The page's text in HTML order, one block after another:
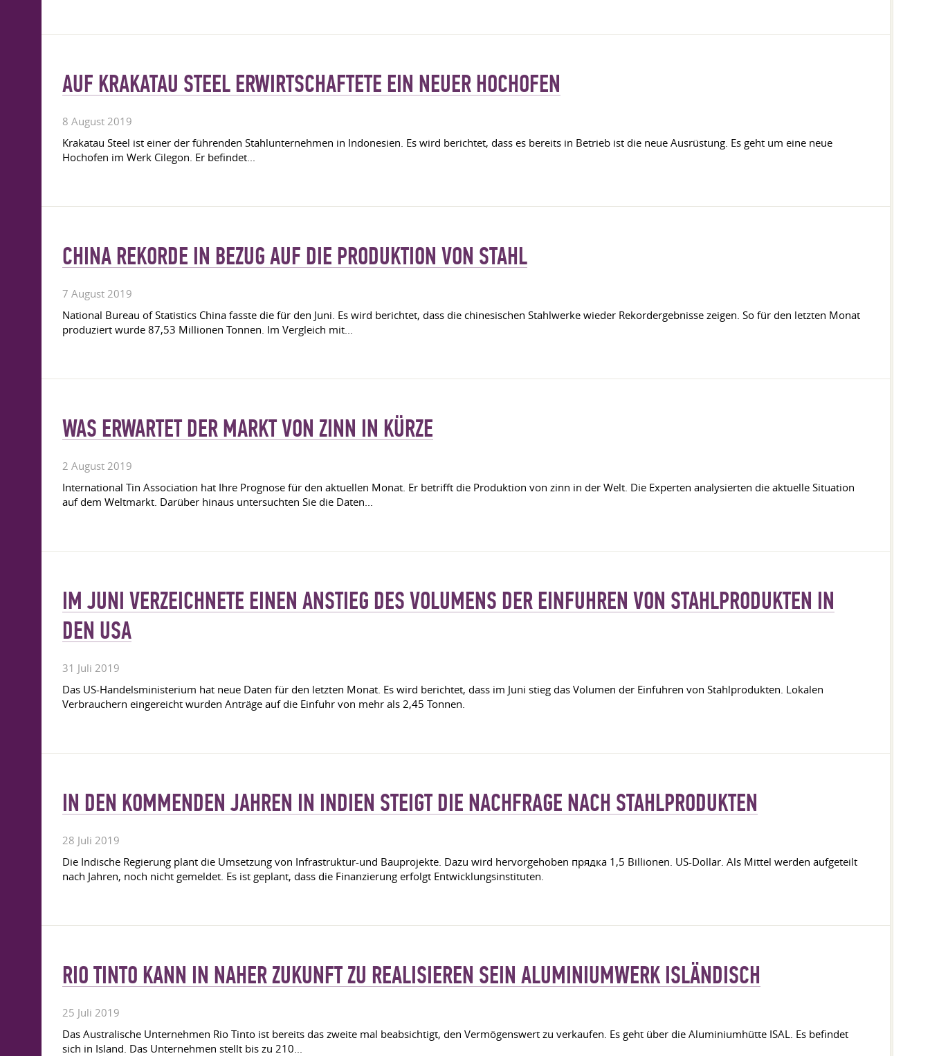
AUF KRAKATAU STEEL ERWIRTSCHAFTETE EIN NEUER HOCHOFEN
8 August 2019
Krakatau Steel ist einer der führenden Stahlunternehmen in Indonesien. Es wird berichtet, dass es bereits in Betrieb ist die neue Ausrüstung. Es geht um eine neue
Hochofen im Werk Cilegon. Er befindet...
CHINA REKORDE IN BEZUG AUF DIE PRODUKTION VON STAHL
7 August 2019
National Bureau of Statistics China fasste die für den Juni. Es wird berichtet, dass die chinesischen Stahlwerke wieder Rekordergebnisse zeigen. So für den letzten Monat
produziert wurde 87,53 Millionen Tonnen. Im Vergleich mit...
WAS ERWARTET DER MARKT VON ZINN IN KÜRZE
2 August 2019
International Tin Association hat Ihre Prognose für den aktuellen Monat. Er betrifft die Produktion von zinn in der Welt. Die Experten analysierten die aktuelle Situation
auf dem Weltmarkt. Darüber hinaus untersuchten Sie die Daten...
IM JUNI VERZEICHNETE EINEN ANSTIEG DES VOLUMENS DER EINFUHREN VON STAHLPRODUKTEN IN
DEN USA
31 Juli 2019
Das US-Handelsministerium hat neue Daten für den letzten Monat. Es wird berichtet, dass im Juni stieg das Volumen der Einfuhren von Stahlprodukten. Lokalen
Verbrauchern eingereicht wurden Anträge auf die Einfuhr von mehr als 2,45 Tonnen.
IN DEN KOMMENDEN JAHREN IN INDIEN STEIGT DIE NACHFRAGE NACH STAHLPRODUKTEN
28 Juli 2019
Die Indische Regierung plant die Umsetzung von Infrastruktur-und Bauprojekte. Dazu wird hervorgehoben прядка 1,5 Billionen. US-Dollar. Als Mittel werden aufgeteilt
nach Jahren, noch nicht gemeldet. Es ist geplant, dass die Finanzierung erfolgt Entwicklungsinstituten.
RIO TINTO KANN IN NAHER ZUKUNFT ZU REALISIEREN SEIN ALUMINIUMWERK ISLÄNDISCH
25 Juli 2019
Das Australische Unternehmen Rio Tinto ist bereits das zweite mal beabsichtigt, den Vermögenswert zu verkaufen. Es geht über die Aluminiumhütte ISAL. Es befindet
sich in Island. Das Unternehmen stellt bis zu 210...